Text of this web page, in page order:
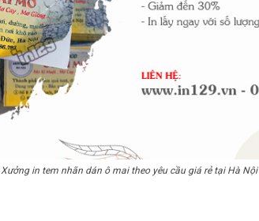
Xưởng in tem nhãn dán ô mai theo yêu cầu giá rẻ tại Hà Nội